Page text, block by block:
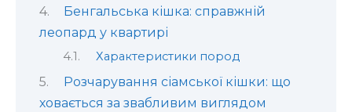
Бенгальська кішка: справжній
леопард у квартирі
Характеристики пород
Розчарування сіамської кішки: що
ховається за звабливим виглядом